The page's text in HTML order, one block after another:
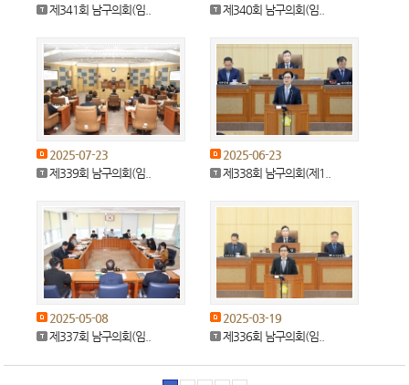
제341회 남구의회(임..
제340회 남구의회(임..
2025-07-23
제339회 남구의회(임..
2025-06-23
제338회 남구의회(제1..
2025-05-08
제337회 남구의회(임..
2025-03-19
제336회 남구의회(임..